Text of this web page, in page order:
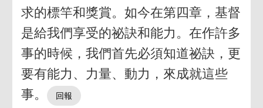
求的標竿和獎賞。如今在第四章，基督
是給我們享受的祕訣和能力。在作許多
事的時候，我們首先必須知道祕訣，更
要有能力、力量、動力，來成就這些
事。